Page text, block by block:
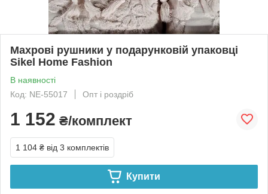
Махрові рушники у подарунковій упаковці
Sikel Home Fashion
В наявності
Код: NE-55017
Опт і роздріб
1 152 ₴/комплект
1 104 ₴ від 3 комплектів
Купити